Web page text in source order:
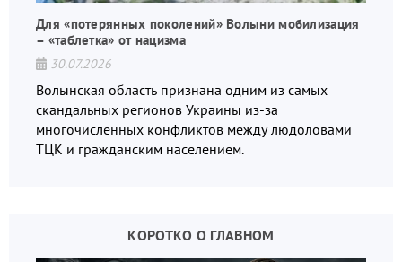
Для «потерянных поколений» Волыни мобилизация
– «таблетка» от нацизма
30.07.2026
Волынская область признана одним из самых
скандальных регионов Украины из-за
многочисленных конфликтов между людоловами
ТЦК и гражданским населением.
КОРОТКО О ГЛАВНОМ